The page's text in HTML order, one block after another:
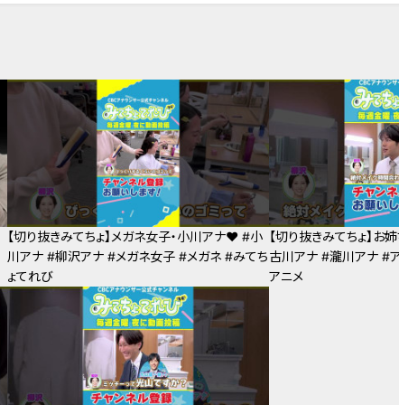
【切り抜きみてちょ】メガネ女子・小川アナ❤ #小
川アナ #柳沢アナ #メガネ女子 #メガネ #みてち
ょてれび
【切り抜きみてちょ】お
古川アナ #瀧川アナ #
アニメ